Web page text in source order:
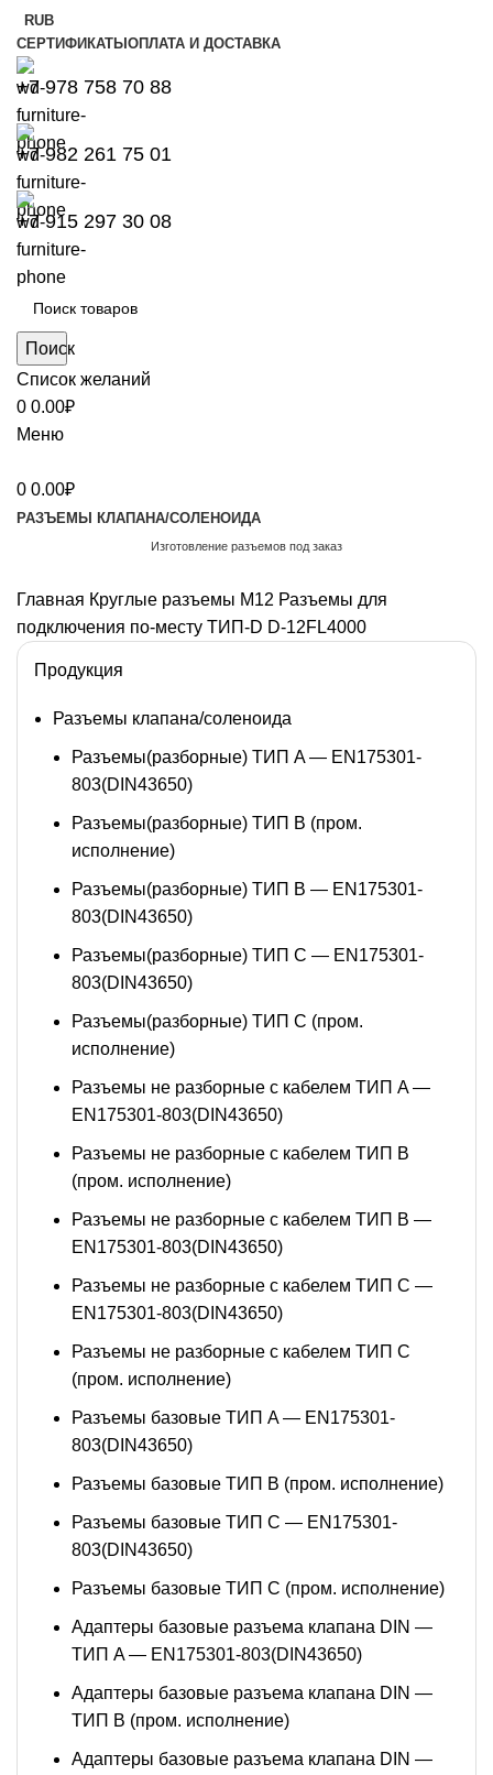
RUB
СЕРТИФИКАТЫОПЛАТА И ДОСТАВКА
+7 978 758 70 88
+7 982 261 75 01
+7 915 297 30 08
Поиск
Список желаний
0 0.00₽
Меню
0 0.00₽
РАЗЪЕМЫ КЛАПАНА/СОЛЕНОИДА
Изготовление разъемов под заказ
Главная Круглые разъемы M12 Разъемы для
подключения по-месту ТИП-D D-12FL4000
Продукция
Разъемы клапана/соленоида
Разъемы(разборные) ТИП A — EN175301-
803(DIN43650)
Разъемы(разборные) ТИП В (пром.
исполнение)
Разъемы(разборные) ТИП B — EN175301-
803(DIN43650)
Разъемы(разборные) ТИП C — EN175301-
803(DIN43650)
Разъемы(разборные) ТИП С (пром.
исполнение)
Разъемы не разборные с кабелем ТИП A —
EN175301-803(DIN43650)
Разъемы не разборные с кабелем ТИП B
(пром. исполнение)
Разъемы не разборные с кабелем ТИП B —
EN175301-803(DIN43650)
Разъемы не разборные с кабелем ТИП C —
EN175301-803(DIN43650)
Разъемы не разборные с кабелем ТИП C
(пром. исполнение)
Разъемы базовые ТИП A — EN175301-
803(DIN43650)
Разъемы базовые ТИП В (пром. исполнение)
Разъемы базовые ТИП C — EN175301-
803(DIN43650)
Разъемы базовые ТИП C (пром. исполнение)
Адаптеры базовые разъема клапана DIN —
ТИП A — EN175301-803(DIN43650)
Адаптеры базовые разъема клапана DIN —
ТИП B (пром. исполнение)
Адаптеры базовые разъема клапана DIN —